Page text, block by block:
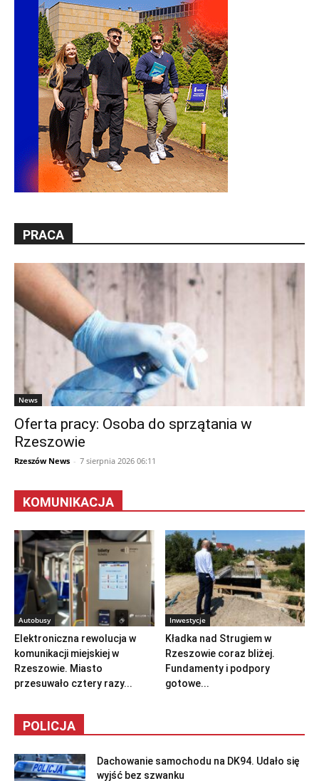
PRACA
News
Oferta pracy: Osoba do sprzątania w
Rzeszowie
Rzeszów News - 7 sierpnia 2026 06:11
KOMUNIKACJA
Autobusy
Elektroniczna rewolucja w
komunikacji miejskiej w
Rzeszowie. Miasto
przesuwało cztery razy...
Inwestycje
Kładka nad Strugiem w
Rzeszowie coraz bliżej.
Fundamenty i podpory
gotowe...
POLICJA
Dachowanie samochodu na DK94. Udało się
wyjść bez szwanku